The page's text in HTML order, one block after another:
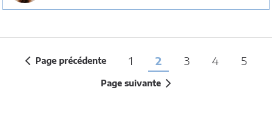
Page précédente 1 2 3 4 5
Page suivante